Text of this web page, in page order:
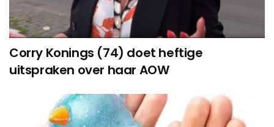
Corry Konings (74) doet heftige
uitspraken over haar AOW